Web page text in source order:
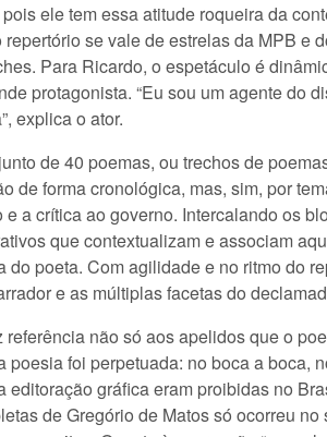
ele tem essa atitude roqueira da
se vale de estrelas da MPB e
Para Ricardo, o espetáculo é
protagonista. “Eu sou um agente do
explica o ator.
de 40 poemas, ou trechos de
de forma cronológica, mas, sim, por
a crítica ao governo. Intercalando os
que contextualizam e associam
do poeta. Com agilidade e no ritmo do
e as múltiplas facetas do
não só aos apelidos que o
poesia foi perpetuada: no boca a boca,
editoração gráfica eram proibidas no
de Gregório de Matos só ocorreu no